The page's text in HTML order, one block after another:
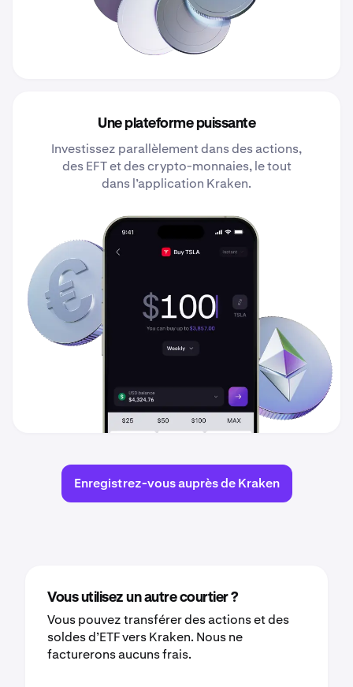
Une plateforme puissante
Investissez parallèlement dans des actions,
des EFT et des crypto-monnaies, le tout
dans l’application Kraken.
Enregistrez-vous auprès de Kraken
Vous utilisez un autre courtier ?
Vous pouvez transférer des actions et des
soldes d’ETF vers Kraken. Nous ne
facturerons aucuns frais.